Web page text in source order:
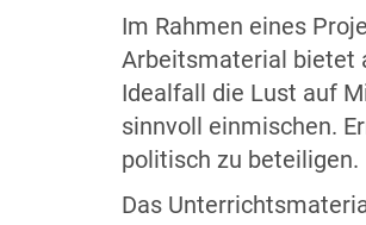
Im Rahmen eines
Arbeitsmaterial bietet
Idealfall die Lust auf
sinnvoll einmischen.
politisch zu beteiligen.
Das